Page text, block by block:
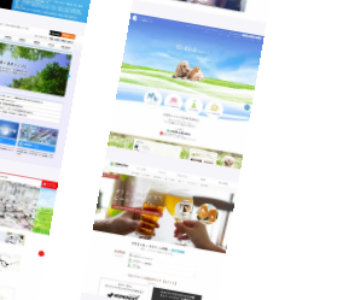
お問い合わせ
シー
ポリシー